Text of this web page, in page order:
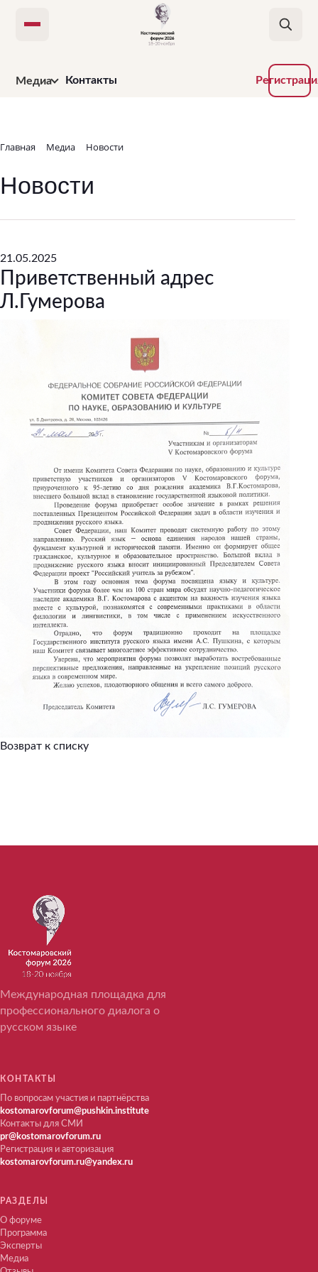
Медиа
адреса
Контакты
Главная Медиа Новости
Новости
21.05.2025
Приветственный адрес
Л.Гумерова
Возврат к списку
Международная площадка для
профессионального диалога о
русском языке
КОНТАКТЫ
По вопросам участия и партнёрства
kostomarovforum@pushkin.institute
Контакты для СМИ
pr@kostomarovforum.ru
Регистрация и авторизация
kostomarovforum.ru@yandex.ru
РАЗДЕЛЫ
О форуме
Программа
Эксперты
Медиа